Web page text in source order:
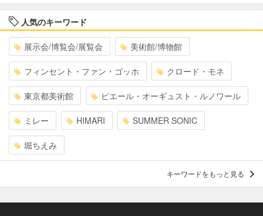
人気のキーワード
展示会/博覧会/展覧会 美術館/博物館
フィンセント・ファン・ゴッホ クロード・モネ
東京都美術館 ピエール・オーギュスト・ルノワール
ミレー HIMARI SUMMER SONIC
堀ちえみ
キーワードをもっと見る